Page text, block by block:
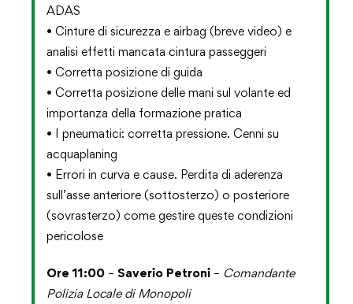
ADAS
• Cinture di sicurezza e airbag (breve video) e
analisi effetti mancata cintura passeggeri
• Corretta posizione di guida
• Corretta posizione delle mani sul volante ed
importanza della formazione pratica
• I pneumatici: corretta pressione. Cenni su
acquaplaning
• Errori in curva e cause. Perdita di aderenza
sull’asse anteriore (sottosterzo) o posteriore
(sovrasterzo) come gestire queste condizioni
pericolose
Ore 11:00 – Saverio Petroni – Comandante
Polizia Locale di Monopoli